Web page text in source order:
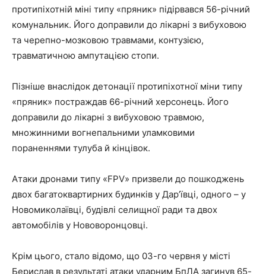
протипіхотній міні типу «пряник» підірвався 56-річний
комунальник. Його доправили до лікарні з вибуховою
та черепно-мозковою травмами, контузією,
травматичною ампутацією стопи.
Пізніше внаслідок детонації протипіхотної міни типу
«пряник» постраждав 66-річний херсонець. Його
доправили до лікарні з вибуховою травмою,
множинними вогнепальними уламковими
пораненнями тулуба й кінцівок.
Атаки дронами типу «FPV» призвели до пошкоджень
двох багатоквартирних будинків у Дар’ївці, одного – у
Новомиколаївці, будівлі селищної ради та двох
автомобілів у Нововоронцовці.
Крім цього, стало відомо, що 03-го червня у місті
Берислав в результаті атаки ударним БпЛА загинув 65-